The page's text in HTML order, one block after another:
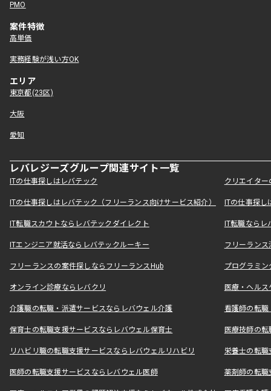
PMO
案件特徴
高単価
実務経験が浅い方OK
エリア
東京都(23区)
大阪
愛知
レバレジーズグループ関連サイト一覧
ITの仕事探しはレバテック クリエイタ
ITの仕事探しはレバテック（フリーランス向けサービス紹介） ITの仕事探
IT転職スカウトならレバテックダイレクト IT転職なら
ITエンジニア就活ならレバテックルーキー フリーラン
フリーランスの案件探しならフリーランスHub プログラミ
オンライン診療ならレバクリ 医療・ヘル
介護職の転職・派遣サービスならレバウェル介護 看護師の転
保育士の転職支援サービスならレバウェル保育士 医療技師の
リハビリ職の転職支援サービスならレバウェルリハビリ 栄養士の転
医師の転職支援サービスならレバウェル医師 薬剤師の転